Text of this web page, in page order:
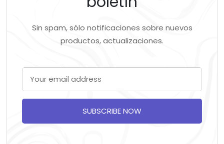
Sin spam, sólo notificaciones sobre nuevos
productos, actualizaciones.
SUBSCRIBE NOW